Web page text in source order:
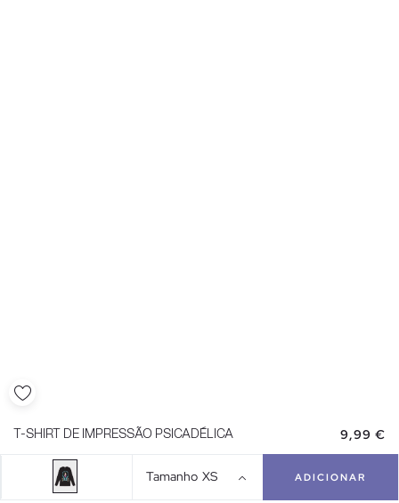
T-SHIRT DE IMPRESSÃO PSICADÉLICA 9,99 €
Tamanho XS ADICIONAR